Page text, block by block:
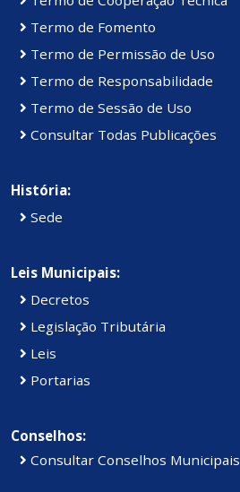
Termo de Fomento
Termo de Permissão de Uso
Termo de Responsabilidade
Termo de Sessão de Uso
Consultar Todas Publicações
História:
Sede
Leis Municipais:
Decretos
Legislação Tributária
Leis
Portarias
Conselhos:
Consultar Conselhos Municipais